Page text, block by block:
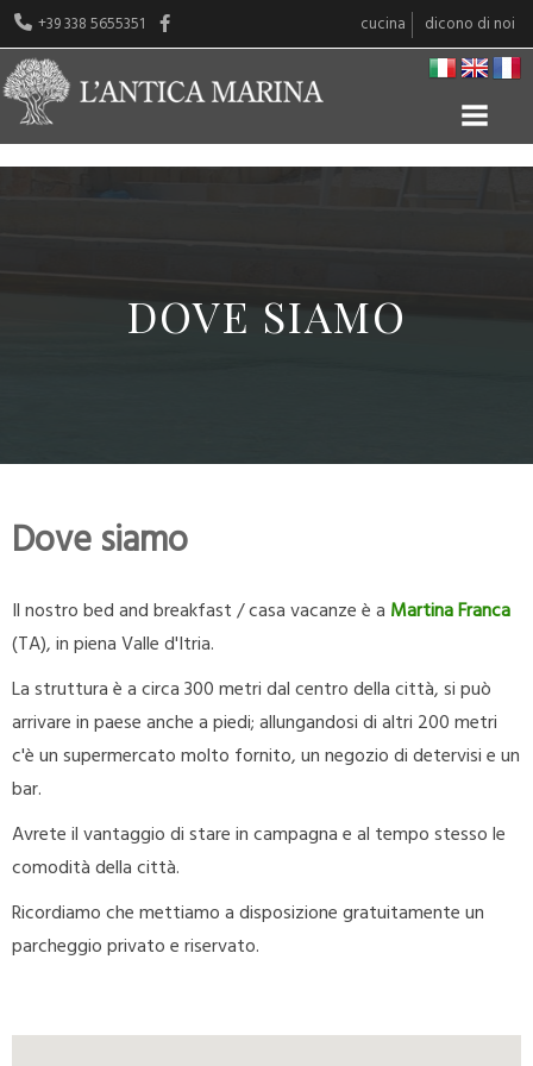
+39 338 5655351 cucina dicono di noi
DOVE SIAMO
Dove siamo
Il nostro bed and breakfast / casa vacanze è a Martina Franca
(TA), in piena Valle d'Itria.
La struttura è a circa 300 metri dal centro della città, si può
arrivare in paese anche a piedi; allungandosi di altri 200 metri
c'è un supermercato molto fornito, un negozio di detervisi e un
bar.
Avrete il vantaggio di stare in campagna e al tempo stesso le
comodità della città.
Ricordiamo che mettiamo a disposizione gratuitamente un
parcheggio privato e riservato.